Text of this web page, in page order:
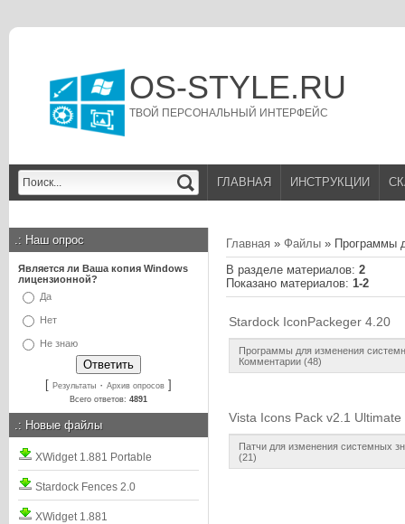
OS-STYLE.RU
ТВОЙ ПЕРСОНАЛЬНЫЙ ИНТЕРФЕЙС
ГЛАВНАЯ ИНСТРУКЦИИ
.: Наш опрос
Является ли Ваша копия Windows
лицензионной?
Да
Нет
Не знаю
[ Результаты · Архив опросов ]
Всего ответов: 4891
.: Новые файлы
XWidget 1.881 Portable
Stardock Fences 2.0
XWidget 1.881
Главная » Файлы » Программы
В разделе материалов: 2
Показано материалов: 1-2
Stardock IconPackeger 4.20
Программы для изменения
Комментарии (48)
Vista Icons Pack v2.1
Патчи для изменения системных
(21)